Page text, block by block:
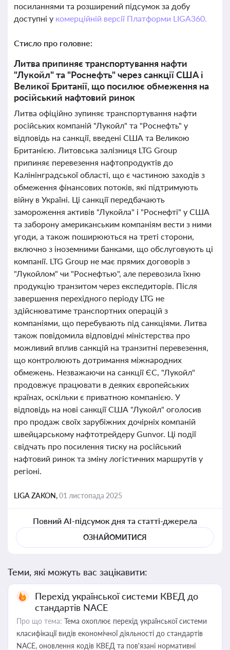
посиланнями та розширений підсумок за добу
доступні у комерційній версії Платформи LIGA360.
Стисло про головне:
Литва припиняє транспортування нафти
"Лукойл" та "Роснефть" через санкції США і
Великої Британії, що посилює обмеження на
російський нафтовий ринок
Литва офіційно зупиняє транспортування нафти
російських компаній "Лукойл" та "Роснефть" у
відповідь на санкції, введені США та Великою
Британією. Литовська залізниця LTG Group
припиняє перевезення нафтопродуктів до
Калінінградської області, що є частиною заходів з
обмеження фінансових потоків, які підтримують
війну в Україні. Ці санкції передбачають
замороження активів "Лукойла" і "Роснефті" у США
та заборону американським компаніям вести з ними
угоди, а також поширюються на треті сторони,
включно з іноземними банками, що обслуговують ці
компанії. LTG Group не має прямих договорів з
"Лукойлом" чи "Роснефтью", але перевозила їхню
продукцію транзитом через експедиторів. Після
завершення перехідного періоду LTG не
здійснюватиме транспортних операцій з
компаніями, що перебувають під санкціями. Литва
також повідомила відповідні міністерства про
можливий вплив санкцій на транзитні перевезення,
що контролюють дотримання міжнародних
обмежень. Незважаючи на санкції ЄС, "Лукойл"
продовжує працювати в деяких європейських
країнах, оскільки є приватною компанією. У
відповідь на нові санкції США "Лукойл" оголосив
про продаж своїх зарубіжних дочірніх компаній
швейцарському нафтотрейдеру Gunvor. Ці події
свідчать про посилення тиску на російський
нафтовий ринок та зміну логістичних маршрутів у
регіоні.
LIGA ZAKON,01 листопада 2025
Повний AI-підсумок дня та статті-джерела
ОЗНАЙОМИТИСЯ
Теми, які можуть вас зацікавити:
Перехід української системи КВЕД до
стандартів NACE
Про що тема: Тема охоплює перехід української системи
класифікації видів економічної діяльності до стандартів
NACE, оновлення кодів КВЕД та пов'язані нормативні